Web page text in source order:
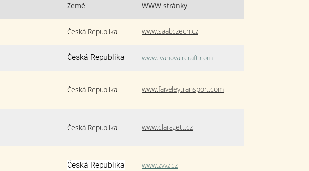
Země WWW stránky
Česká Republika www.saabczech.cz
Česká Republika www.ivanovaircraft.com
Česká Republika www.faiveleytransport.com
Česká Republika www.claragett.cz
Česká Republika www.zvvz.cz